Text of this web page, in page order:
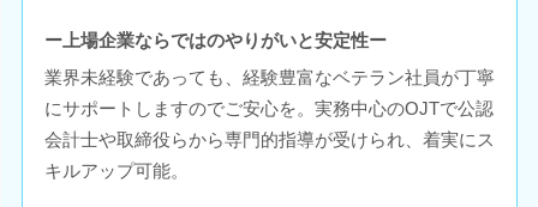
ー上場企業ならではのやりがいと安定性ー
業界未経験であっても、経験豊富なベテラン社員が丁寧
にサポートしますのでご安心を。実務中心のOJTで公認
会計士や取締役らから専門的指導が受けられ、着実にス
キルアップ可能。